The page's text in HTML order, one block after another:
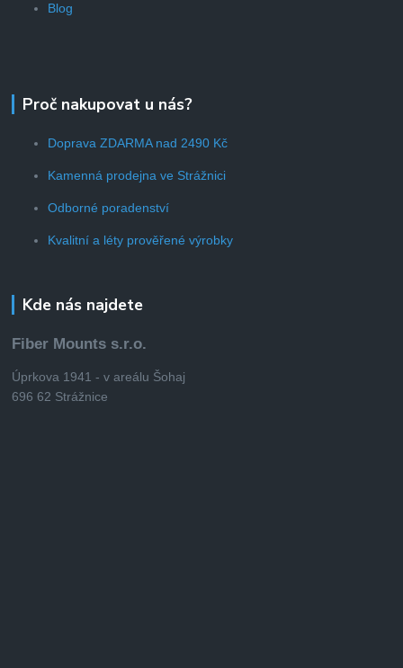
Blog
Proč nakupovat u nás?
Doprava ZDARMA nad 2490 Kč
Kamenná prodejna ve Strážnici
Odborné poradenství
Kvalitní a léty prověřené výrobky
Kde nás najdete
Fiber Mounts s.r.o.
Úprkova 1941 - v areálu Šohaj
696 62 Strážnice